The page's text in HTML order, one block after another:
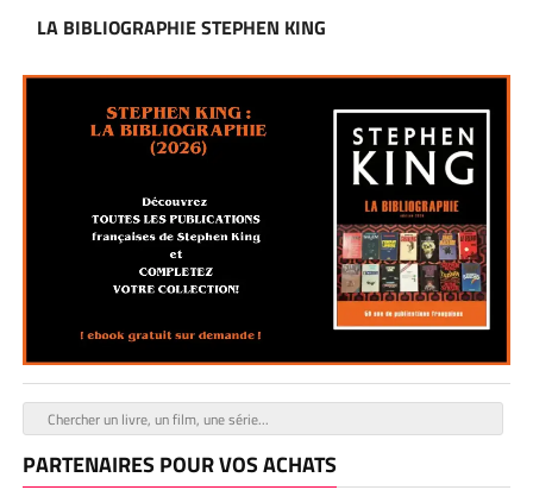
LA BIBLIOGRAPHIE STEPHEN KING
PARTENAIRES POUR VOS ACHATS